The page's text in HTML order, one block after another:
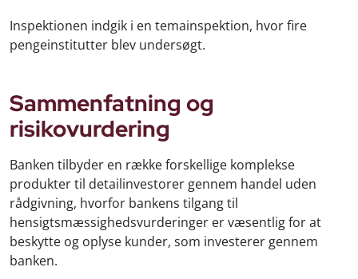
Inspektionen indgik i en temainspektion, hvor fire
pengeinstitutter blev undersøgt.
Sammenfatning og
risikovurdering
Banken tilbyder en række forskellige komplekse
produkter til detailinvestorer gennem handel uden
rådgivning, hvorfor bankens tilgang til
hensigtsmæssighedsvurderinger er væsentlig for at
beskytte og oplyse kunder, som investerer gennem
banken.